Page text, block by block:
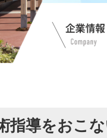
指導をおこ